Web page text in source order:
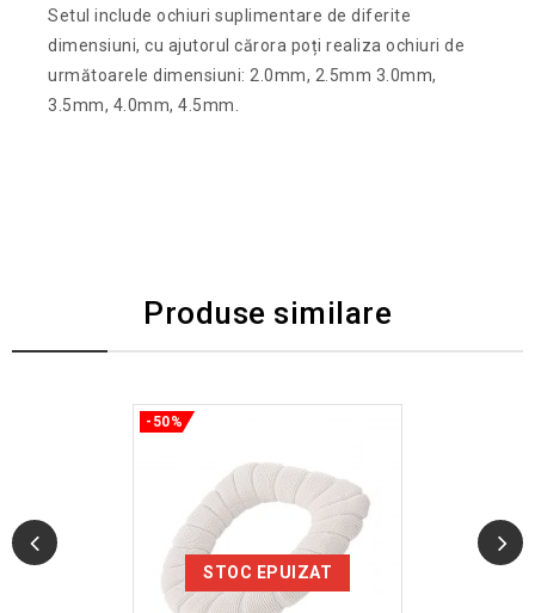
Setul include ochiuri suplimentare de diferite
dimensiuni, cu ajutorul cărora poți realiza ochiuri de
următoarele dimensiuni: 2.0mm, 2.5mm 3.0mm,
3.5mm, 4.0mm, 4.5mm.
Produse similare
STOC EPUIZAT
-50%